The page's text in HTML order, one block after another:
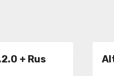
+ Rus